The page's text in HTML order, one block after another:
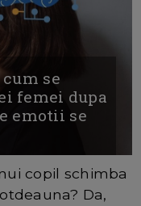
se
femei dupa
emotii se
copil schimba
Da,